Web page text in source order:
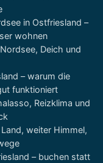
in Ostfriesland –
wohnen
Deich und
– warum die
funktioniert
Reizklima und
weiter Himmel,
– buchen statt